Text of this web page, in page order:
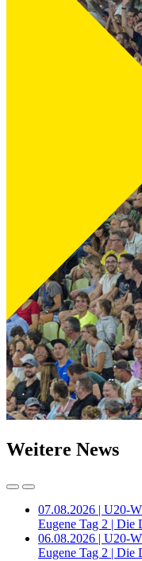
Weitere News
07.08.2026 | U20-
Eugene Tag 2 | Die
06.08.2026 | U20-
Eugene Tag 2 | Die